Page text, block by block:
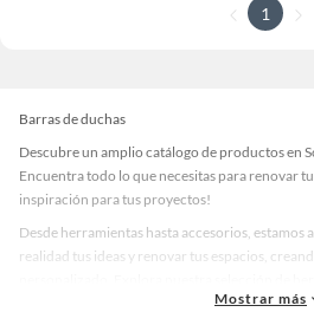
1
Barras de duchas
Descubre un amplio catálogo de productos en
Encuentra todo lo que necesitas para renovar
inspiración para tus proyectos!
Desde herramientas hasta accesorios, estamos
realidad tus ideas y renovar tus espacios,
accesorios de calidad que te ayudarán a crear
Mostrar más